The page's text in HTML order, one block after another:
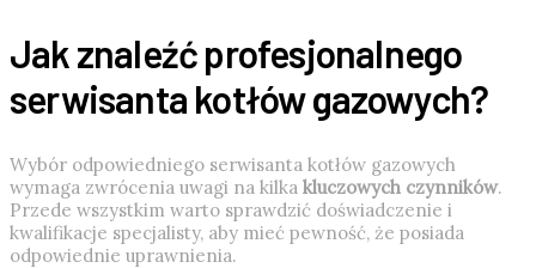
Jak znaleźć profesjonalnego
serwisanta kotłów gazowych?
Wybór odpowiedniego serwisanta kotłów gazowych
wymaga zwrócenia uwagi na kilka kluczowych czynników.
Przede wszystkim warto sprawdzić doświadczenie i
kwalifikacje specjalisty, aby mieć pewność, że posiada
odpowiednie uprawnienia.